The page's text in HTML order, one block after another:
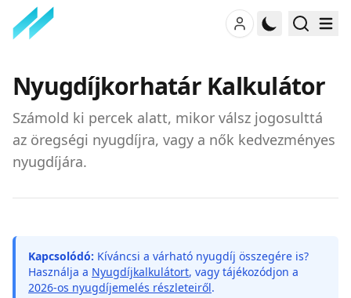
Nyugdíjkorhatár Kalkulátor
Számold ki percek alatt, mikor válsz jogosulttá
az öregségi nyugdíjra, vagy a nők kedvezményes
nyugdíjára.
Kapcsolódó: Kíváncsi a várható nyugdíj összegére is?
Használja a Nyugdíjkalkulátort, vagy tájékozódjon a
2026-os nyugdíjemelés részleteiről.